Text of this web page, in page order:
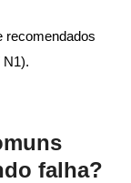
recomendados
N1).
falha?